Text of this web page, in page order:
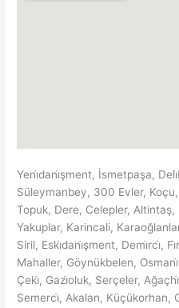
Yeni̇dani̇şment, İsmetpaşa,
Süleymanbey, 300 Evler,
Topuk, Dere, Celepler, Altintaş,
Yakuplar, Karincali,
Siril, Eski̇dani̇şment, Demi̇rci̇,
Mahaller, Göynükbelen,
Çeki̇, Gazi̇oluk, Serçeler,
Semerci̇, Akalan, Küçükorhan,